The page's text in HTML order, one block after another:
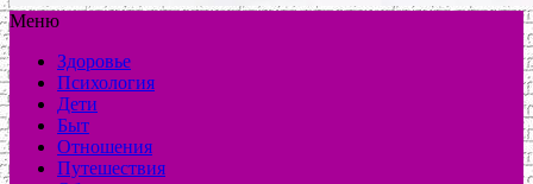
Меню
Здоровье
Психология
Дети
Быт
Отношения
Путешествия